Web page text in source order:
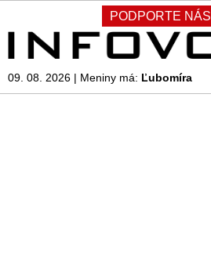
PODPORTE NÁS
09. 08. 2026 | Meniny má: Ľubomíra